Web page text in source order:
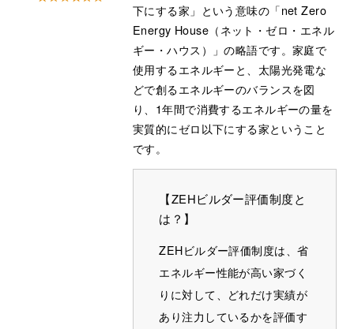
下にする家」という意味の「net Zero
Energy House（ネット・ゼロ・エネル
ギー・ハウス）」の略語です。家庭で
使用するエネルギーと、太陽光発電な
どで創るエネルギーのバランスを図
り、1年間で消費するエネルギーの量を
実質的にゼロ以下にする家ということ
です。
【ZEHビルダー評価制度と
は？】
ZEHビルダー評価制度は、省
エネルギー性能が高い家づく
りに対して、どれだけ実績が
あり注力しているかを評価す